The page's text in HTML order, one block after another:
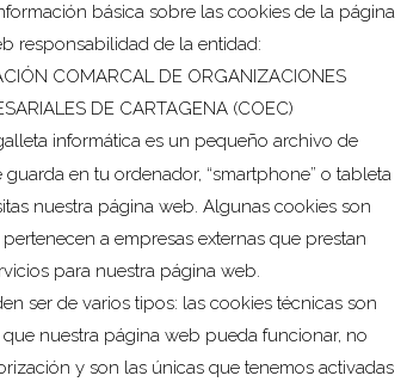
que se han movilizado para reunir
del Ayuntamiento y repartidos a los
del COVID-19. Es la primera de
a lo largo de estos meses.
organiza varios eventos solidarios a lo
sumar a la ola de solidaridad que
básica sobre las cookies de la página
responsabilidad de la entidad:
COMARCAL DE ORGANIZACIONES
DE CARTAGENA (COEC)
informática es un pequeño archivo de
en tu ordenador, “smartphone” o tableta
nuestra página web. Algunas cookies son
a empresas externas que prestan
para nuestra página web.
ser de varios tipos: las cookies técnicas son
que nuestra página web pueda funcionar, no
y son las únicas que tenemos activadas